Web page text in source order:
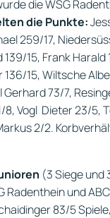
die WSG
die Punkte:
259/17,
15, Frank Harald
15, Wiltsche
Gerhard 73/7,
Vogl Dieter 23/5,
2/2.
(3 Siege und
Radenthein und
83/5